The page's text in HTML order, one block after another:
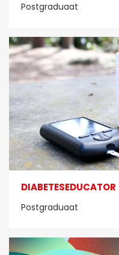
Postgraduaat
DIABETESEDUCATOR
Postgraduaat